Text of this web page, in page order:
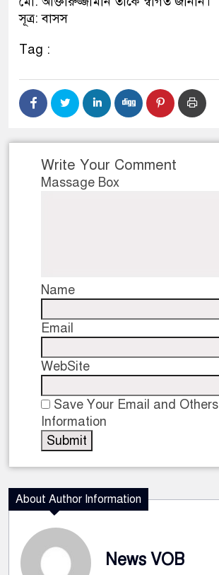
সূত্র: বাসস
Tag :
Write Your Comment
Massage Box
Name
Email
WebSite
Save Your Email and Others
Information
About Author Information
News VOB